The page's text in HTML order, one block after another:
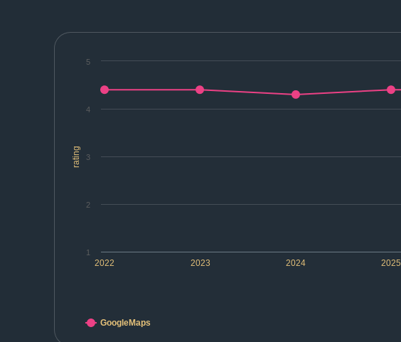
rating
2022 2023 2024 2025
1
2
3
4
5
GoogleMaps